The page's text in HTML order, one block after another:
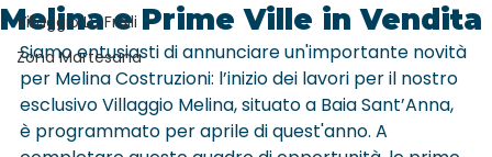
Villaggio Lu Fraili
Zona Martesana
Melina e Prime Ville in Vendita
Siamo entusiasti di annunciare un'importante novità
per Melina Costruzioni: l’inizio dei lavori per il nostro
esclusivo Villaggio Melina, situato a Baia Sant’Anna,
è programmato per aprile di quest'anno. A